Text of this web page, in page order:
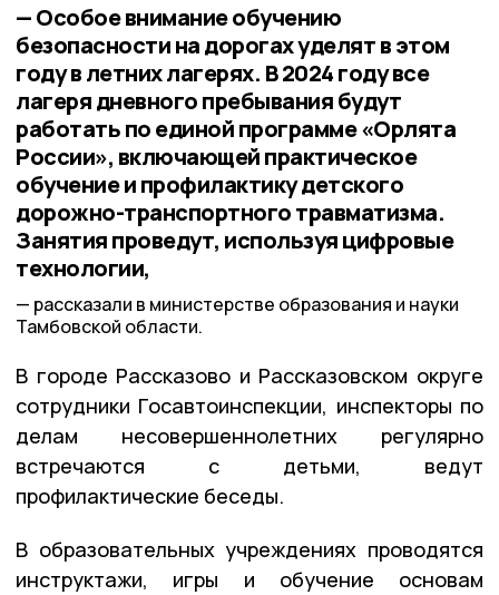
— Особое внимание обучению
безопасности на дорогах уделят в этом
году в летних лагерях. В 2024 году все
лагеря дневного пребывания будут
работать по единой программе «Орлята
России», включающей практическое
обучение и профилактику детского
дорожно-транспортного травматизма.
Занятия проведут, используя цифровые
технологии,
рассказали в министерстве образования и науки
Тамбовской области.
В городе Рассказово и Рассказовском округе
сотрудники Госавтоинспекции, инспекторы по
делам несовершеннолетних регулярно
встречаются с детьми, ведут
профилактические беседы.
В образовательных учреждениях проводятся
инструктажи, игры и обучение основам